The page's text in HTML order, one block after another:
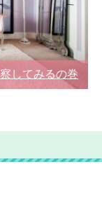
してみるの巻